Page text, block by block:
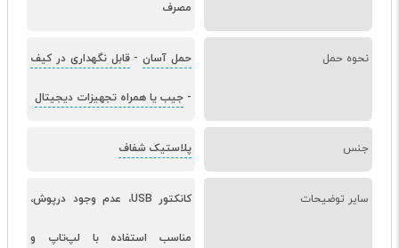
مصرف
نحوه حمل حمل آسان-قابل نگهداری در کیف
- جیب یا همراه تجهیزات دیجیتال
جنس پلاستیک شفاف
سایر توضیحات کانکتور USB، عدم وجود درپوش،
مناسب استفاده با لپ‌تاپ و